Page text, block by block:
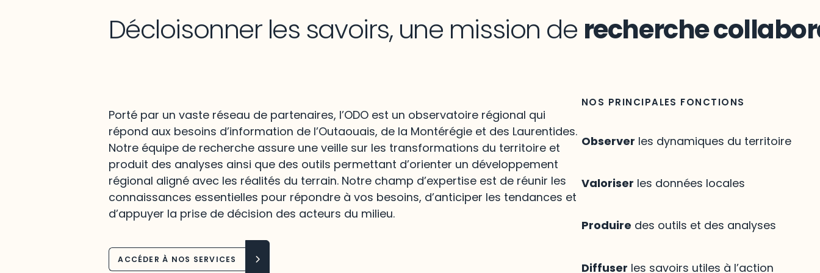
Décloisonner les savoirs, une mission de recherche
Porté par un vaste réseau de partenaires, l’ODO est un observatoire régional qui
répond aux besoins d’information de l’Outaouais, de la Montérégie et des Laurentides.
Notre équipe de recherche assure une veille sur les transformations du territoire et
produit des analyses ainsi que des outils permettant d’orienter un développement
régional aligné avec les réalités du terrain. Notre champ d’expertise est de réunir les
connaissances essentielles pour répondre à vos besoins, d’anticiper les tendances et
d’appuyer la prise de décision des acteurs du milieu.
ACCÉDER À NOS SERVICES
NOS PRINCIPALES FONCTIONS
Observer les dynamiques du territoire
Valoriser les données locales
Produire des outils et des analyses
Diffuser les savoirs utiles à l’action